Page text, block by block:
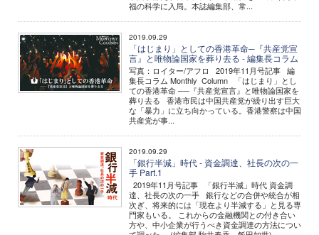
福の科学に入局。本誌編集部、常...
2019.09.29
「はじまり」としての香港革命─『共産党宣
言』と唯物論国家を葬り去る - 編集長コラム
写真：ロイター/アフロ 2019年11月号記事 編
集長コラム Monthly Column 「はじまり」とし
ての香港革命 ──『共産党宣言』と唯物論国家を
葬り去る 香港市民は中国共産党が繰り出す巨大
な「暴力」に立ち向かっている。香港警察は中国
共産党が事...
2019.09.29
「銀行半減」時代 - 資金調達、社長の次の一
手 Part.1
2019年11月号記事 「銀行半減」時代 資金調
達、社長の次の一手 銀行などの合併や統合が相
次ぎ、将来的には「現在より半減する」と見る専
門家もいる。 これからの金融機関との付き合い
方や、中小企業が行うべき資金調達の方法につい